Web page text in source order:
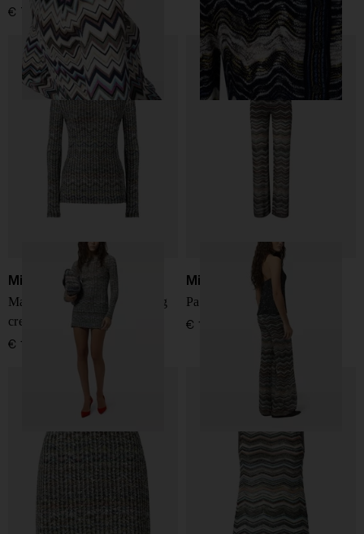
€ 795,00
Missoni
Maglione con motivo zig zag
crenweck
€ 1.090,00
Missoni
Pantaloni a motivo zig zag
€ 1.290,00